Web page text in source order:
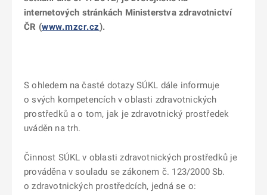
internetových stránkách Ministerstva zdravotnictví
ČR (www.mzcr.cz).
S ohledem na časté dotazy SÚKL dále informuje
o svých kompetencích v oblasti zdravotnických
prostředků a o tom, jak je zdravotnický prostředek
uváděn na trh.
Činnost SÚKL v oblasti zdravotnických prostředků je
prováděna v souladu se zákonem č. 123/2000 Sb.
o zdravotnických prostředcích, jedná se o: